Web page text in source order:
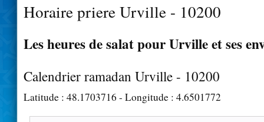
Horaire priere Urville - 10200
Les heures de salat pour Urville et ses
Calendrier ramadan Urville - 10200
Latitude : 48.1703716 - Longitude : 4.6501772